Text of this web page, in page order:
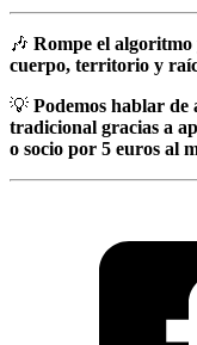
🎶 Rompe el
cuerpo, territorio y
💡 Podemos hablar de
tradicional gracias a
o socio por 5 euros al